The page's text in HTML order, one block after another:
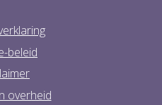
beleid
overheid